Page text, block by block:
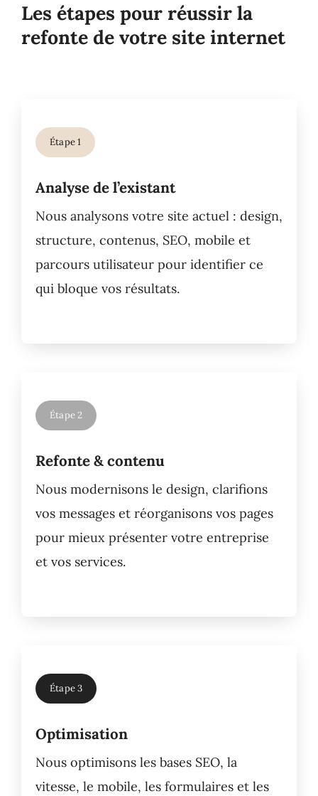
Les étapes pour réussir la
refonte de votre site internet
Étape 1
Analyse de l’existant
Nous analysons votre site actuel : design,
structure, contenus, SEO, mobile et
parcours utilisateur pour identifier ce
qui bloque vos résultats.
Étape 2
Refonte & contenu
Nous modernisons le design, clarifions
vos messages et réorganisons vos pages
pour mieux présenter votre entreprise
et vos services.
Étape 3
Optimisation
Nous optimisons les bases SEO, la
vitesse, le mobile, les formulaires et les